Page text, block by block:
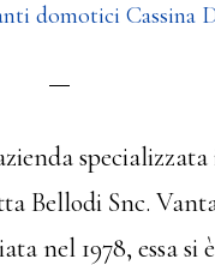
domotici Cassina
Bellodi Snc.
nel 1978, essa si